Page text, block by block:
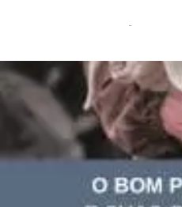
vida, e por essa razão,
teremos um corpo glorioso
DIÁRIA Segunda – Lc